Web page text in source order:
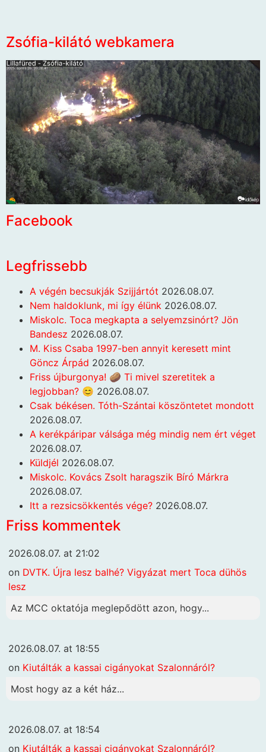
Zsófia-kilátó webkamera
Facebook
Legfrissebb
A végén becsukják Szijjártót 2026.08.07.
Nem haldoklunk, mi így élünk 2026.08.07.
Miskolc. Toca megkapta a selyemzsinórt? Jön
Bandesz 2026.08.07.
M. Kiss Csaba 1997-ben annyit keresett mint
Göncz Árpád 2026.08.07.
Friss újburgonya! 🥔 Ti mivel szeretitek a
legjobban? 😊 2026.08.07.
Csak békésen. Tóth-Szántai köszöntetet mondott
2026.08.07.
A kerékpáripar válsága még mindig nem ért véget
2026.08.07.
Küldjél 2026.08.07.
Miskolc. Kovács Zsolt haragszik Bíró Márkra
2026.08.07.
Itt a rezsicsökkentés vége? 2026.08.07.
Friss kommentek
2026.08.07. at 21:02
on DVTK. Újra lesz balhé? Vigyázat mert Toca dühös
lesz
Az MCC oktatója meglepődött azon, hogy...
2026.08.07. at 18:55
on Kiutálták a kassai cigányokat Szalonnáról?
Most hogy az a két ház...
2026.08.07. at 18:54
on Kiutálták a kassai cigányokat Szalonnáról?